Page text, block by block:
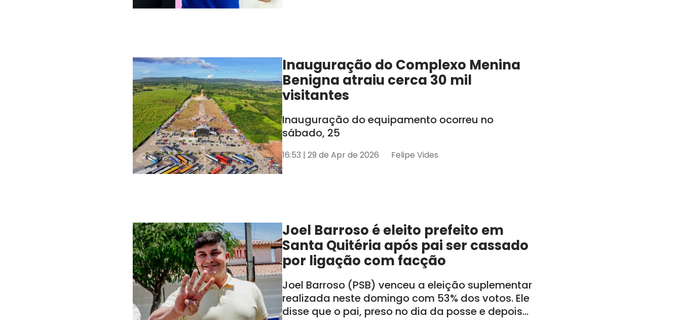
Inauguração do Complexo Menina
Benigna atraiu cerca 30 mil
visitantes
Inauguração do equipamento ocorreu no
sábado, 25
16:53 | 29 de Apr de 2026 Felipe Vides
Joel Barroso é eleito prefeito em
Santa Quitéria após pai ser cassado
por ligação com facção
Joel Barroso (PSB) venceu a eleição suplementar
realizada neste domingo com 53% dos votos. Ele
disse que o pai, preso no dia da posse e depois